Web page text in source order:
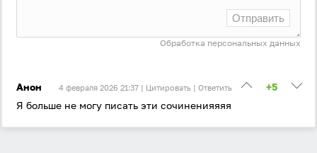
Отправить
Обработка персональных данных
Анон 4 февраля 2026 21:37 | Цитировать | Ответить
+5
Я больше не могу писать эти сочиненияяяя